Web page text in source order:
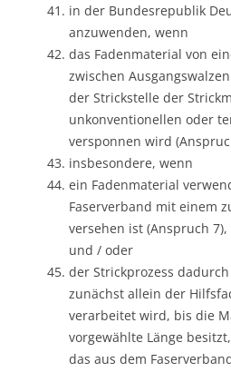
in der Bundesrepublik
anzuwenden, wenn
das Fadenmaterial von
zwischen
der Strickstelle der
unkonventionellen oder
versponnen wird
insbesondere, wenn
ein Fadenmaterial
Faserverband mit einem
versehen ist (Anspruch 7),
und / oder
der Strickprozess
zunächst allein der
verarbeitet wird, bis die
vorgewählte Länge
das aus dem